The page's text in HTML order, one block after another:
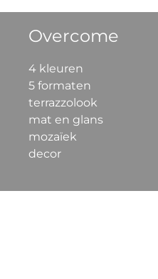
Overcome
4 kleuren
5 formaten
terrazzolook
mat en glans
mozaïek
decor